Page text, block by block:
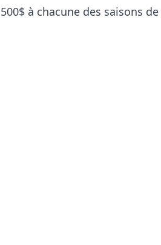
500$ à chacune des saisons